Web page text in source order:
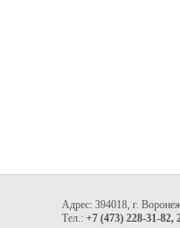
Адрес: 394018, г.
Тел.: +7 (473) 228-31-82,